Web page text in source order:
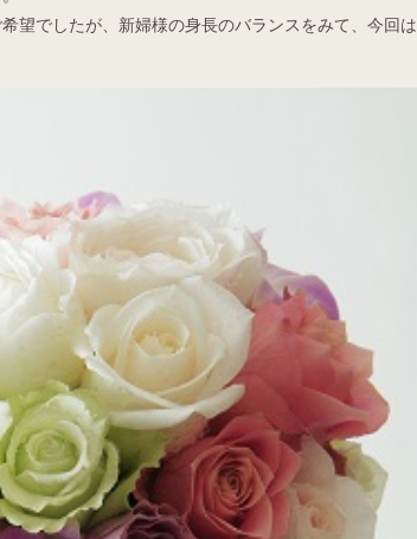
望でしたが、新婦様の身長のバランスをみて、今回は